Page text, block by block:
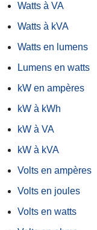
Watts à VA
Watts à kVA
Watts en lumens
Lumens en watts
kW en ampères
kW à kWh
kW à VA
kW à kVA
Volts en ampères
Volts en joules
Volts en watts